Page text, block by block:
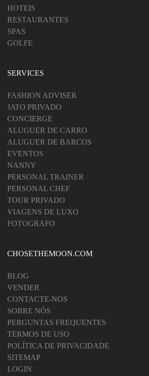
HOTEIS
RESTAURANTES
SPAS
GOLFE
SERVICES
FASHION ADVISER
JATO PRIVADO
CONCIERGE
ALUGUER DE CARRO
ALUGUER DE BARCOS
EVENTOS
NANNY
PERSONAL TRAINER
PERSONAL CHEF
TOUR PRIVADO
VIAGENS DE LUXO
FOTOGRAFO
CHOSETHEMOON.COM
BLOG
VENDER
CONTACTE-NOS
SOBRE NÓS
PERGUNTAS FREQUENTES
TERMOS DE USO
POLÍTICA DE PRIVACIDADE
SITEMAP
LOGIN